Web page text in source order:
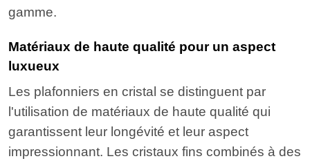
gamme.
Matériaux de haute qualité pour un aspect
luxueux
Les plafonniers en cristal se distinguent par
l'utilisation de matériaux de haute qualité qui
garantissent leur longévité et leur aspect
impressionnant. Les cristaux fins combinés à des